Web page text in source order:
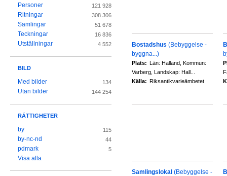
Bostadshus (Bebyggelse -
byggna...)
Plats: Län: Halland, Kommun:
Varberg, Landskap: Hall...
Källa: Riksantikvarieämbetet
Samlingslokal (Bebyggelse -
Personer 121 928
Ritningar 308 306
Samlingar 51 678
Teckningar 16 836
Utställningar 4 552
BILD
Med bilder 134
Utan bilder 144 254
RÄTTIGHETER
by 115
by-nc-nd 44
pdmark 5
Visa alla